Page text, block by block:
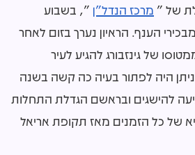
של " מרכז הנדל"ן ", בשבוע
הענף. הראיון נערך בזום לאחר
של גינזבורג להגיע לעיר
היה לפתור בעיה כה קשה בשנה
להישגים ובראשם הגדלת התחלות
אלף, השיא של כל הזמנים מאז תקופת אריאל